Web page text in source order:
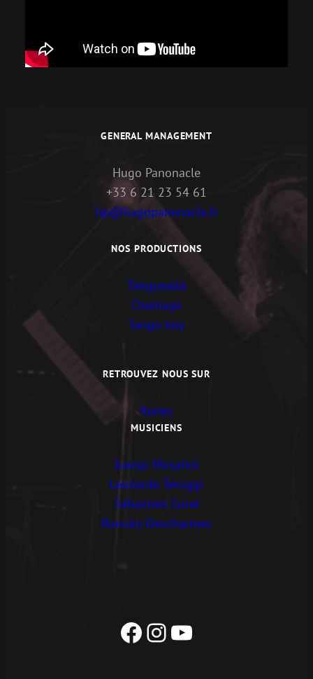
GENERAL MANAGEMENT
Hugo Panonacle
+33 6 21 23 54 61
hp@hugopanonacle.fr
NOS PRODUCTIONS
Tangueada
Chamuyo
Tango hoy
RETROUVEZ NOUS SUR
Itunes
MUSICIENS
Juanjo Mosalini
Leonardo Teruggi
Sébastien Surel
Romain Descharmes
Facebook
Instagram
YouTube